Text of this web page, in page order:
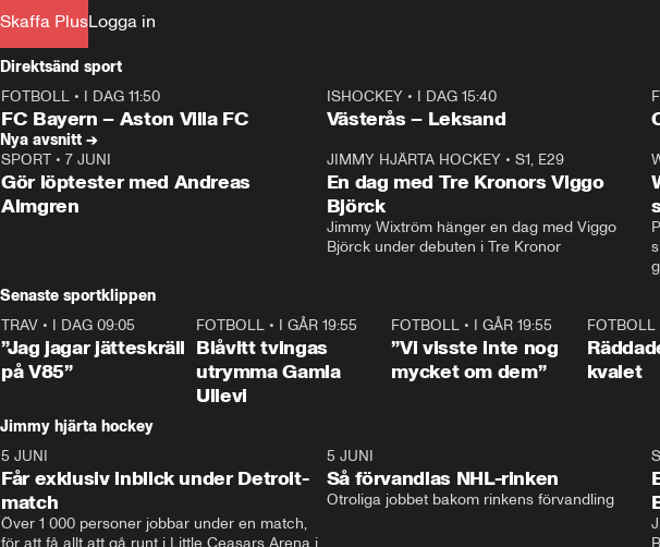
Skaffa PlusLogga in
Direktsänd sport
Plus
FOTBOLL • I DAG 11:50
FC Bayern – Aston Villa FC
Plus
ISHOCKEY• I DAG 15:40
Västerås – Leksand
Nya avsnitt →
SPORT • 7 JUNI
Gör löptester med Andreas
Almgren
17:38
JIMMY HJÄRTA HOCKEY• S1, E29
En dag med Tre Kronors Viggo
Björck
Jimmy Wixtröm hänger en dag med Viggo
Björck under debuten i Tre Kronor
Senaste sportklippen
TRAV • I DAG 09:05
”Jag jagar jätteskräll
på V85”
FOTBOLL • I GÅR 19:55
Blåvitt tvingas
utrymma Gamla
Ullevi
FOTBOLL • I GÅR 19:55
”Vi visste inte nog
mycket om dem”
FOTBOLL
kvalet
Jimmy hjärta hockey
5 JUNI
Får exklusiv inblick under Detroit-
match
Över 1 000 personer jobbar under en match,
för att få allt att gå runt i Little Ceasars Arena i
1:04
5 JUNI
Så förvandlas NHL-rinken
Otroliga jobbet bakom rinkens förvandling